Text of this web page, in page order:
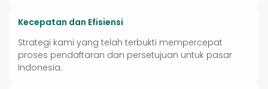
Kecepatan dan Efisiensi
Strategi kami yang telah terbukti mempercepat
proses pendaftaran dan persetujuan untuk pasar
Indonesia.